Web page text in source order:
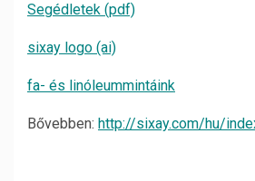
Segédletek (pdf)
sixay logo (ai)
fa- és linóleummintáink
Bővebben: http://sixay.com/hu/